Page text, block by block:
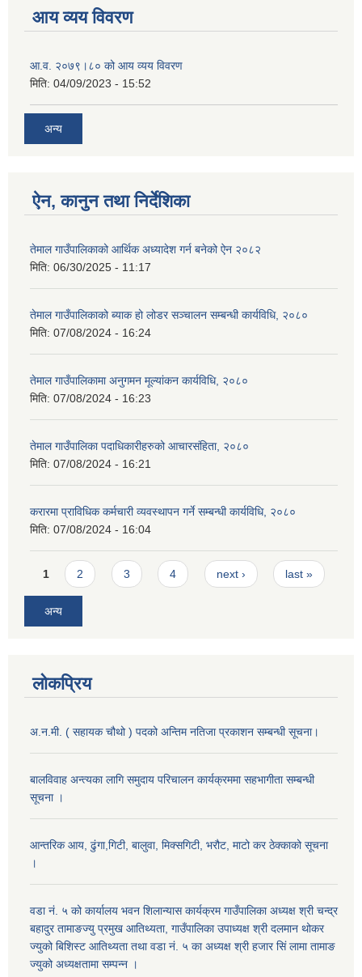
आय व्यय विवरण
आ.व. २०७९।८० को आय व्यय विवरण
मिति: 04/09/2023 - 15:52
अन्य
ऐन, कानुन तथा निर्देशिका
तेमाल गाउँपालिकाको आर्थिक अध्यादेश गर्न बनेको ऐन २०८२
मिति: 06/30/2025 - 11:17
तेमाल गाउँपालिकाको ब्याक हो लोडर सञ्चालन सम्बन्धी कार्यविधि, २०८०
मिति: 07/08/2024 - 16:24
तेमाल गाउँपालिकामा अनुगमन मूल्यांकन कार्यविधि, २०८०
मिति: 07/08/2024 - 16:23
तेमाल गाउँपालिका पदाधिकारीहरुको आचारसंहिता, २०८०
मिति: 07/08/2024 - 16:21
करारमा प्राविधिक कर्मचारी व्यवस्थापन गर्ने सम्बन्धी कार्यविधि, २०८०
मिति: 07/08/2024 - 16:04
Pages
1 2 3 4 next › last »
अन्य
लोकप्रिय
अ.न.मी. ( सहायक चौथो ) पदको अन्तिम नतिजा प्रकाशन सम्बन्धी सूचना।
बालविवाह अन्त्यका लागि समुदाय परिचालन कार्यक्रममा सहभागीता सम्बन्धी
सूचना ।
आन्तरिक आय, ढुंगा,गिटी, बालुवा, मिक्सगिटी, भरौट, माटो कर ठेक्काको सूचना
।
वडा नं. ५ को कार्यालय भवन शिलान्यास कार्यक्रम गाउँपालिका अध्यक्ष श्री चन्द्र
बहादुर तामाङज्यु प्रमुख आतिथ्यता, गाउँपालिका उपाध्यक्ष श्री दलमान थोकर
ज्युको बिशिस्ट आतिथ्यता तथा वडा नं. ५ का अध्यक्ष श्री हजार सिं लामा तामाङ
ज्युको अध्यक्षतामा सम्पन्न ।